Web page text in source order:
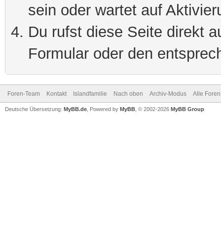
sein oder wartet auf
Du rufst diese Seite direkt
Formular oder den
Foren-Team Kontakt Islandfamilie Nach oben Archiv-Modus Alle
Deutsche Übersetzung: MyBB.de , Powered by MyBB , © 2002-2026 MyBB Group